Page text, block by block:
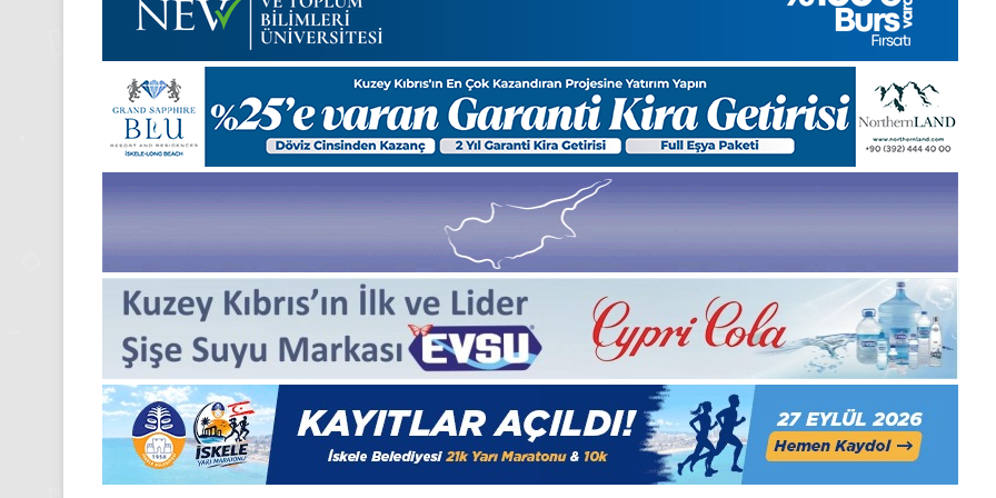
2025,
Gıynık
Medya
24 Kasım 2025
24 Kasım Pazartesi 2025, Gıynık
Medya manşetleri
Medya
manşetleri
1 Aralık 2025
1 Aralık Pazartesi 2025, Gıynık
Medya manşetleri